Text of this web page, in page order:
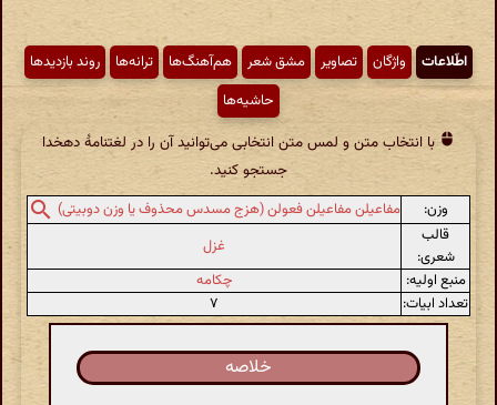
اطّلاعات واژگان تصاویر مشق شعر هم‌آهنگ‌ها ترانه‌ها
روند بازدیدها
حاشیه‌ها
با انتخاب متن و لمس متن انتخابی می‌توانید آن را در لغتنامهٔ دهخدا
جستجو کنید.
وزن:
مفاعیلن مفاعیلن فعولن (هزج مسدس محذوف یا وزن دوبیتی)
قالب
شعری:
غزل
منبع اولیه:
چکامه
تعداد ابیات:
۷
خلاصه